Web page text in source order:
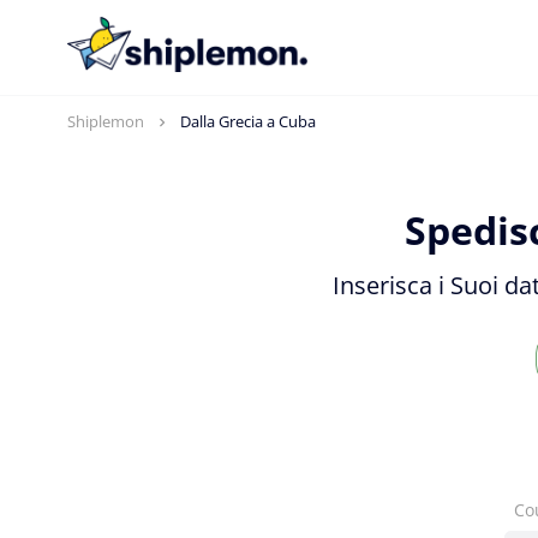
Shiplemon Dalla Grecia a Cuba
Inserisca i Suoi